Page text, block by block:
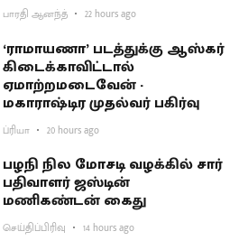
பாரதி ஆனந்த் 22 hours ago
‘ராமாயணா’ படத்துக்கு ஆஸ்கர்
கிடைக்காவிட்டால்
ஏமாற்றமடைவேன் -
மகாராஷ்டிர முதல்வர் பகிர்வு
ப்ரியா 20 hours ago
பழநி நில மோசடி வழக்கில் சார்
பதிவாளர் ஜஸ்டின்
மணிகண்டன் கைது
செய்திப்பிரிவு 14 hours ago